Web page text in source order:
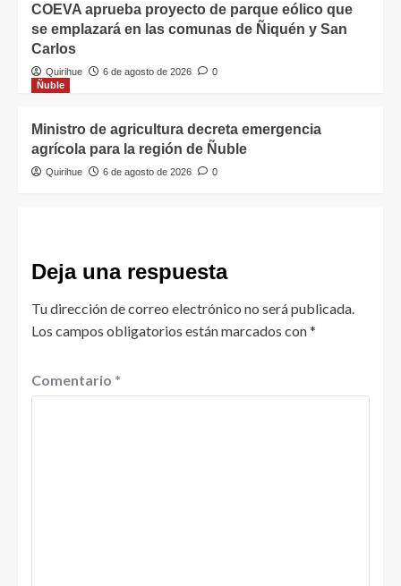
COEVA aprueba proyecto de parque eólico que
se emplazará en las comunas de Ñiquén y San
Carlos
Quirihue 6 de agosto de 2026
0
Ñuble
Ministro de agricultura decreta emergencia
agrícola para la región de Ñuble
Quirihue 6 de agosto de 2026 0
Deja una respuesta
Tu dirección de correo electrónico no será publicada.
Los campos obligatorios están marcados con*
Comentario *